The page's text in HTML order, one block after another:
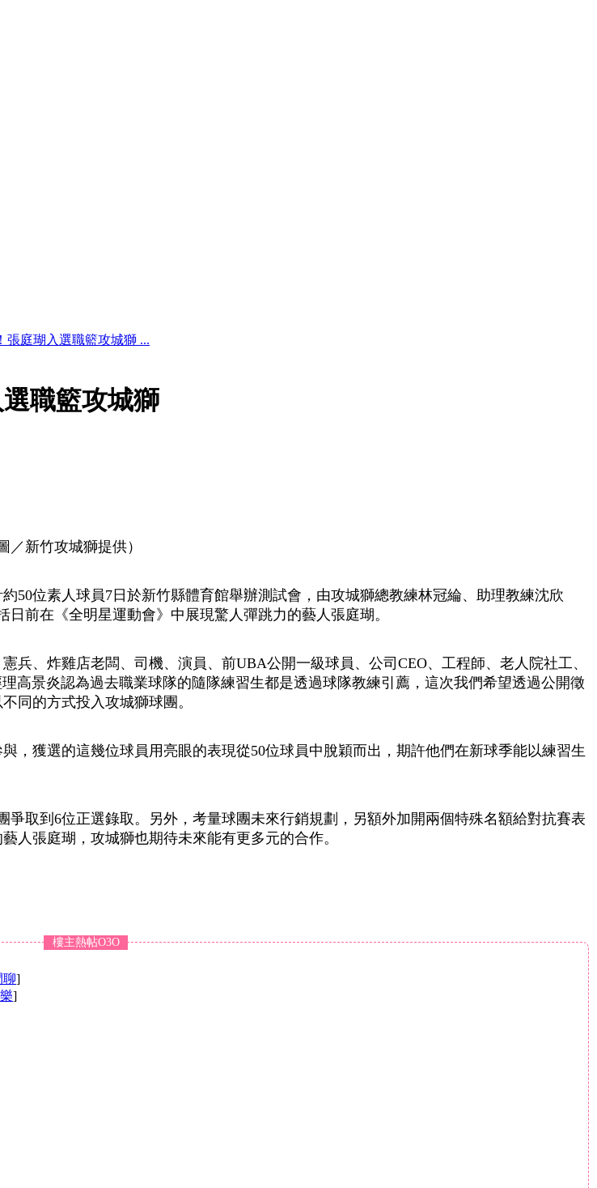
張庭瑚入選職籃攻城獅 ...
職籃攻城獅
新竹攻城獅提供）
50位素人球員7日於新竹縣體育館舉辦測試會，由攻城獅總教練林冠綸、助理教練沈欣
前在《全明星運動會》中展現驚人彈跳力的藝人張庭瑚。
兵、炸雞店老闆、司機、演員、前UBA公開一級球員、公司CEO、工程師、老人院社工、
高景炎認為過去職業球隊的隨隊練習生都是透過球隊教練引薦，這次我們希望透過公開徵
同的方式投入攻城獅球團。
，獲選的這幾位球員用亮眼的表現從50位球員中脫穎而出，期許他們在新球季能以練習生
取到6位正選錄取。另外，考量球團未來行銷規劃，另額外加開兩個特殊名額給對抗賽表
人張庭瑚，攻城獅也期待未來能有更多元的合作。
樓主熱帖O3O
聊]
]